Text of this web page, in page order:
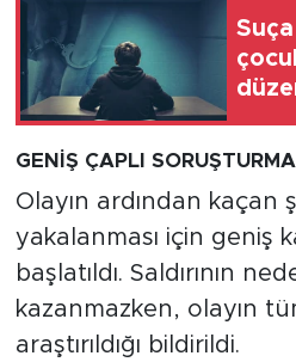
GENİŞ ÇAPLI
Olayın ardından kaçan
yakalanması için geniş
başlatıldı. Saldırının
kazanmazken, olayın
araştırıldığı bildirildi.